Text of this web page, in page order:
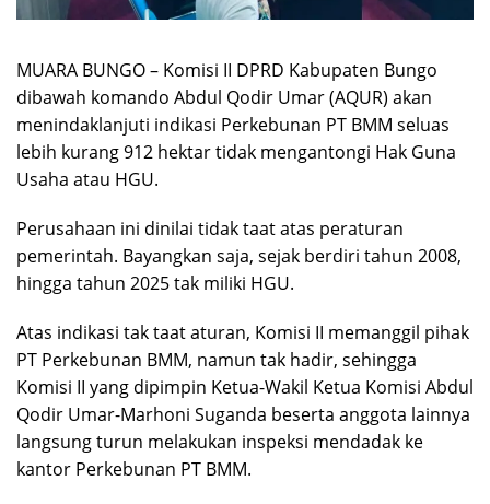
MUARA BUNGO – Komisi II DPRD Kabupaten Bungo
dibawah komando Abdul Qodir Umar (AQUR) akan
menindaklanjuti indikasi Perkebunan PT BMM seluas
lebih kurang 912 hektar tidak mengantongi Hak Guna
Usaha atau HGU.
Perusahaan ini dinilai tidak taat atas peraturan
pemerintah. Bayangkan saja, sejak berdiri tahun 2008,
hingga tahun 2025 tak miliki HGU.
Atas indikasi tak taat aturan, Komisi II memanggil pihak
PT Perkebunan BMM, namun tak hadir, sehingga
Komisi II yang dipimpin Ketua-Wakil Ketua Komisi Abdul
Qodir Umar-Marhoni Suganda beserta anggota lainnya
langsung turun melakukan inspeksi mendadak ke
kantor Perkebunan PT BMM.